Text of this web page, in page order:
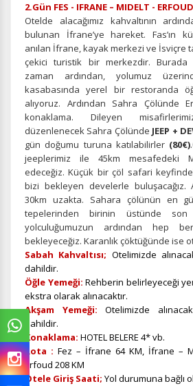
2.Gün FES - IFRANE – MIDELT - ERFOUD
Otelde alacağımız kahvaltının
bulunan İfrane’ye hareket. Fas’ın
anılan İfrane, kayak merkezi ve İsviçre
çekici turistik bir merkezdir. Burada
zaman ardından, yolumuz
kasabasında yerel bir restoranda
alıyoruz. Ardından Sahra Çölünde
konaklama. Dileyen
düzenlenecek Sahra Çölünde JEEP +
gün doğumu turuna katılabilirler (80€)
jeeplerimiz ile 45km mesafedeki
edeceğiz. Küçük bir çöl safari
bizi bekleyen develerle buluşacağız.
30km uzakta. Sahara çölünün en
tepelerinden birinin üstünde
yolculuğumuzun ardından hep
bekleyeceğiz. Karanlık çöktüğünde ise
Sabah Kahvaltısı; Otelimizde
dahildir.
Öğle Yemeği: Rehberin belirleyeceği
ekstra olarak alınacaktır.
Akşam Yemeği: Otelimizde
dahildir.
Konaklama: HOTEL BELERE 4* vb.
Rota : Fez – İfrane 64 KM, İfrane –
Erfoud 208 KM
Otele Giriş Saati; Yol durumuna bağlı